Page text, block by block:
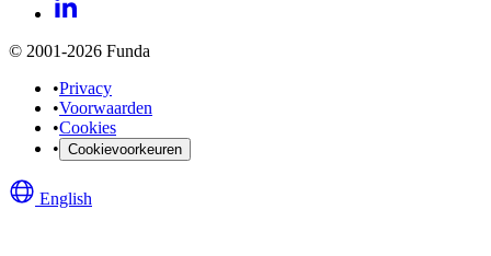
© 2001-2026 Funda
•Privacy
•Voorwaarden
•Cookies
• Cookievoorkeuren
English